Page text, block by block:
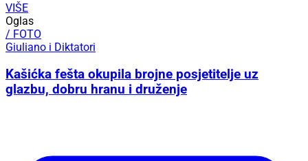
VIŠE
Oglas
/ FOTO
Giuliano i Diktatori
Kašićka fešta okupila brojne posjetitelje uz
glazbu, dobru hranu i druženje